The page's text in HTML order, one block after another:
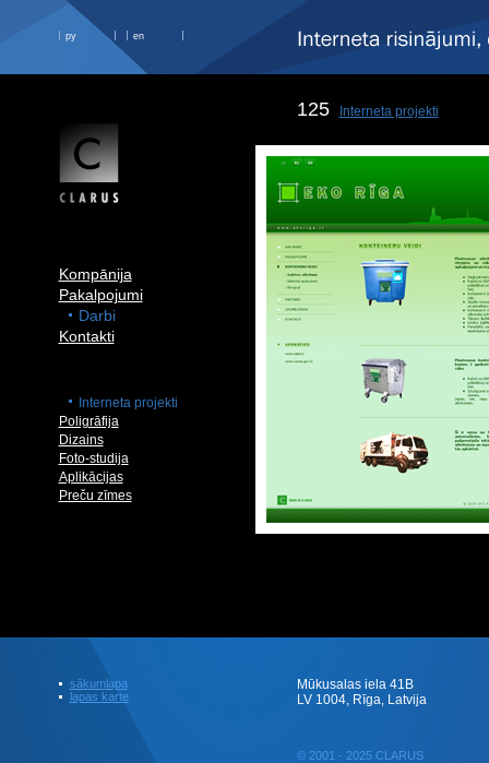
ру en
Kompānija
Pakalpojumi
Darbi
Kontakti
Interneta projekti
Poligrāfija
Dizains
Foto-studija
Aplikācijas
Preču zīmes
125 Interneta projekti
sākumlapa
lapas karte
Mūkusalas iela 41B
LV 1004, Rīga, Latvija
© 2001 - 2025 CLARUS